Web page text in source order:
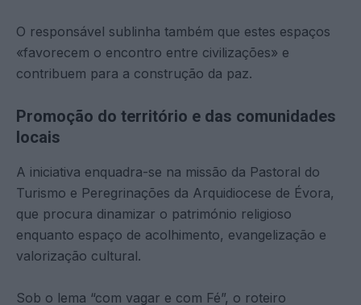
O responsável sublinha também que estes espaços
«favorecem o encontro entre civilizações» e
contribuem para a construção da paz.
Promoção do território e das comunidades
locais
A iniciativa enquadra-se na missão da Pastoral do
Turismo e Peregrinações da Arquidiocese de Évora,
que procura dinamizar o património religioso
enquanto espaço de acolhimento, evangelização e
valorização cultural.
Sob o lema “com vagar e com Fé”, o roteiro